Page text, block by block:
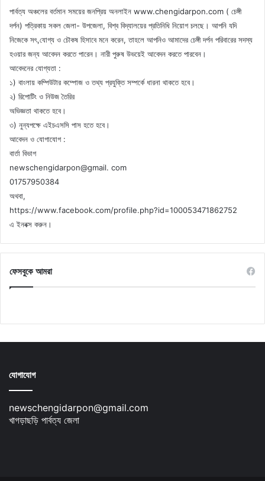
পার্বত্য অঞ্চলের বর্তমান সময়ের জনপ্রিয় অনলাইন www.chengidarpon.com ( চেঙ্গী
দর্পন) পত্রিকায় সকল জেলা- উপজেলা, বিশ্ব বিদ্যালয়ের প্রতিনিধি নিয়োগ চলছে। আপনি যদি
নিজেকে সৎ,যোগ্য ও চৌকষ হিসাবে মনে করেন, তাহলে আপনিও আমাদের চেঙ্গী দর্পন পরিবারের সদস্য
হওয়ার জন্য আবেদন করতে পারেন। নারী পুরুষ উভয়েই আবেদন করতে পারবেন।
আবেদনের যোগ্যতা :
১) বাংলায় কম্পিউটার কম্পোজ ও তথ্য প্রযুক্তি সম্পর্কে ধারনা থাকতে হবে।
২) রিপোটিং ও নিউজ তৈরির
অভিজ্ঞতা থাকতে হবে।
৩) নুন্যপক্ষে এইচএসসি পাস হতে হবে।
আবেদন ও যোগাযোগ :
বার্তা বিভাগ
newschengidarpon@gmail. com
01757950384
অথবা,
https://www.facebook.com/profile.php?id=100053471862752
এ ইনবক্স করুন।
ফেসবুকে আমরা
যোগাযোগ
newschengidarpon@gmail.com
খাগড়াছড়ি পার্বত্য জেলা